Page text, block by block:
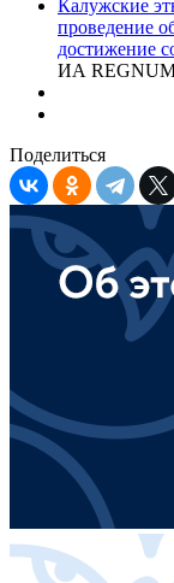
Калужские
проведение
достижение
ИА
Поделиться